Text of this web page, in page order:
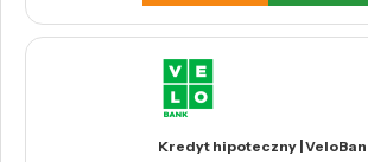
Kredyt hipoteczny |